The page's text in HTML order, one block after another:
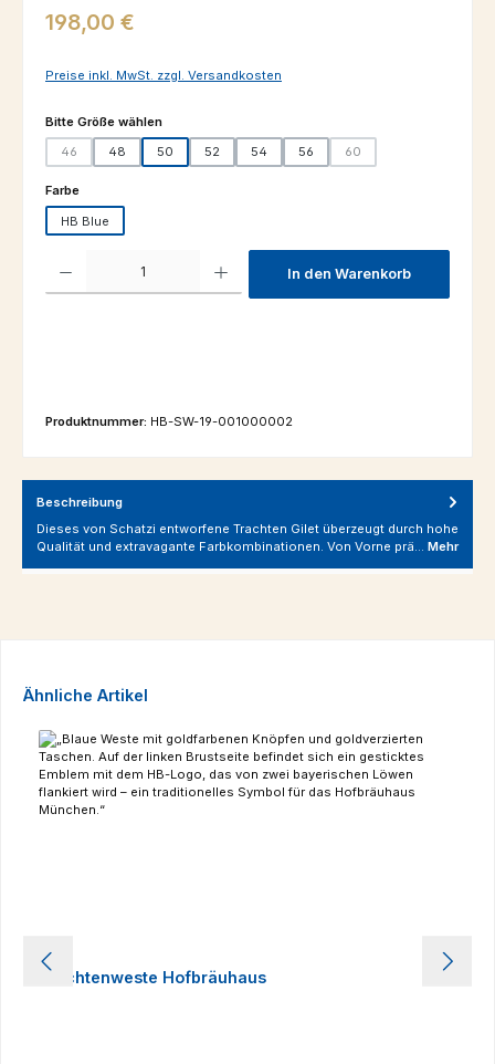
Regulärer Preis:
198,00 €
Preise inkl. MwSt. zzgl. Versandkosten
Bitte Größe wählenauswählen
46 48 50 52 54 56 60
Farbeauswählen
HB Blue
In den Warenkorb
Produktnummer: HB-SW-19-001000002
Beschreibung
Dieses von Schatzi entworfene Trachten Gilet überzeugt durch hohe
Qualität und extravagante Farbkombinationen. Von Vorne prä… Mehr
Produktgalerie überspringen
Ähnliche Artikel
Trachtenweste Hofbräuhaus